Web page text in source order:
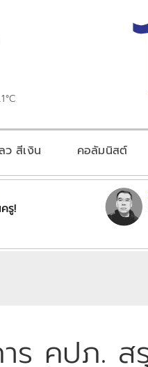
ว สีเงิน คอลัมนิสต์
รู!
าร คปภ.